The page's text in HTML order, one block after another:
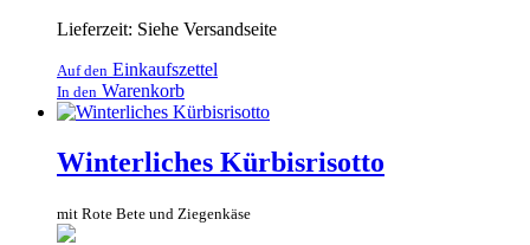
Lieferzeit: Siehe Versandseite
Auf den Einkaufszettel
In den Warenkorb
Winterliches Kürbisrisotto
mit Rote Bete und Ziegenkäse